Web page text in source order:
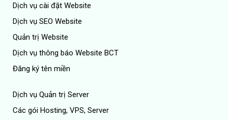
Dịch vụ cài đặt Website
Dịch vụ SEO Website
Quản trị Website
Dịch vụ thông báo Website BCT
Đăng ký tên miền
Dịch vụ Quản trị Server
Các gói Hosting, VPS, Server